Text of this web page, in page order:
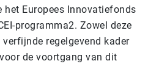
het Europees Innovatiefonds
programma2. Zowel deze
regelgevend kader
de voortgang van dit